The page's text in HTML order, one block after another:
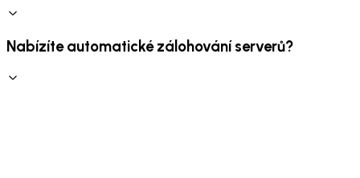
Nabízíte automatické zálohování serverů?